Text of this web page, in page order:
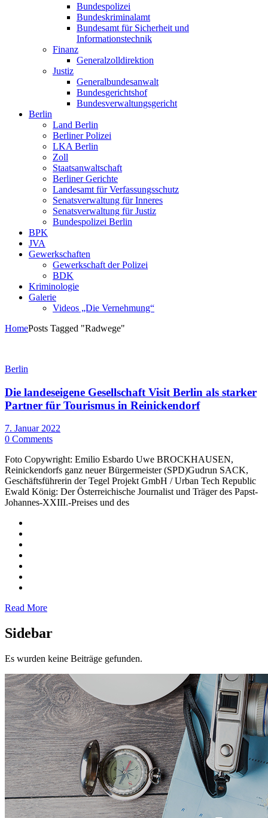
Bundespolizei
Bundeskriminalamt
Bundesamt für Sicherheit und
Informationstechnik
Finanz
Generalzolldirektion
Justiz
Generalbundesanwalt
Bundesgerichtshof
Bundesverwaltungsgericht
Berlin
Land Berlin
Berliner Polizei
LKA Berlin
Zoll
Staatsanwaltschaft
Berliner Gerichte
Landesamt für Verfassungsschutz
Senatsverwaltung für Inneres
Senatsverwaltung für Justiz
Bundespolizei Berlin
BPK
JVA
Gewerkschaften
Gewerkschaft der Polizei
BDK
Kriminologie
Galerie
Videos „Die Vernehmung“
HomePosts Tagged "Radwege"
Berlin
Die landeseigene Gesellschaft Visit Berlin als starker
Partner für Tourismus in Reinickendorf
7. Januar 2022
0 Comments
Foto Copywright: Emilio Esbardo Uwe BROCKHAUSEN,
Reinickendorfs ganz neuer Bürgermeister (SPD)Gudrun SACK,
Geschäftsführerin der Tegel Projekt GmbH / Urban Tech Republic
Ewald König: Der Österreichische Journalist und Träger des Papst-
Johannes-XXIII.-Preises und des
Read More
Sidebar
Es wurden keine Beiträge gefunden.